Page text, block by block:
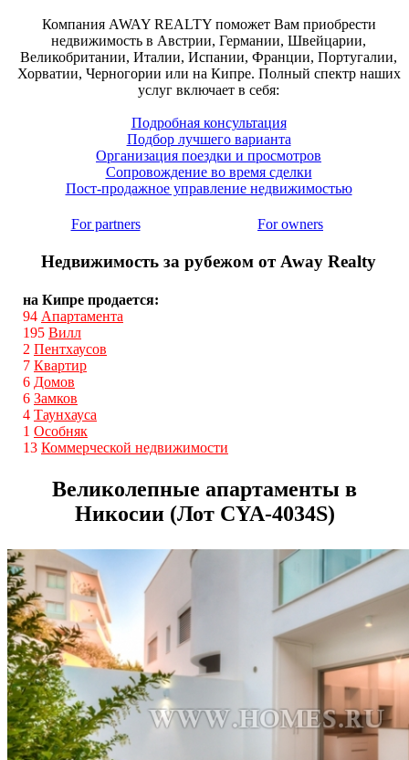
Компания AWAY REALTY поможет Вам приобрести
недвижимость в Австрии, Германии, Швейцарии,
Великобритании, Италии, Испании, Франции, Португалии,
Хорватии, Черногории или на Кипре. Полный спектр наших
услуг включает в себя:
Подробная консультация
Подбор лучшего варианта
Организация поездки и просмотров
Сопровождение во время сделки
Пост-продажное управление недвижимостью
For partners For owners
Недвижимость за рубежом от Away Realty
на Кипре продается:
94 Апартамента
195 Вилл
2 Пентхаусов
7 Квартир
6 Домов
6 Замков
4 Таунхауса
1 Особняк
13 Коммерческой недвижимости
Великолепные апартаменты в
Никосии (Лот CYA-4034S)